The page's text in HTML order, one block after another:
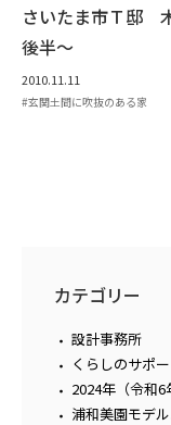
さいたま市Ｔ邸
後半～
2010.11.11
玄関土間に吹抜のある家
カテゴリー
設計事務所
くらしのサポ
2024年（令和6
浦和美園モデ